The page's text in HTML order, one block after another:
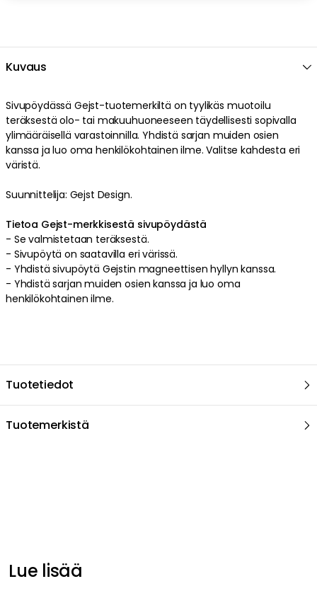
Kuvaus
Sivupöydässä Gejst-tuotemerkiltä on tyylikäs muotoilu
teräksestä olo- tai makuuhuoneeseen täydellisesti sopivalla
ylimääräisellä varastoinnilla.Yhdistä sarjan muiden osien
kanssa ja luo oma henkilökohtainen ilme.Valitse kahdesta eri
väristä.
Suunnittelija: Gejst Design.
Tietoa Gejst-merkkisestä sivupöydästä
- Se valmistetaan teräksestä.
- Sivupöytä on saatavilla eri värissä.
- Yhdistä sivupöytä Gejstin magneettisen hyllyn kanssa.
- Yhdistä sarjan muiden osien kanssa ja luo oma
henkilökohtainen ilme.
Tuotetiedot
Tuotemerkistä